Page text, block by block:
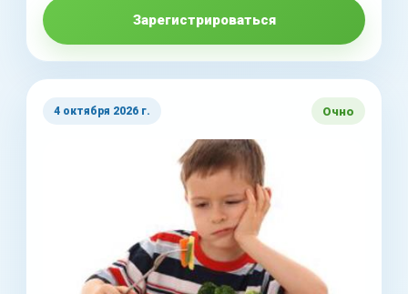
Зарегистрироваться
4 октября 2026 г. Очно